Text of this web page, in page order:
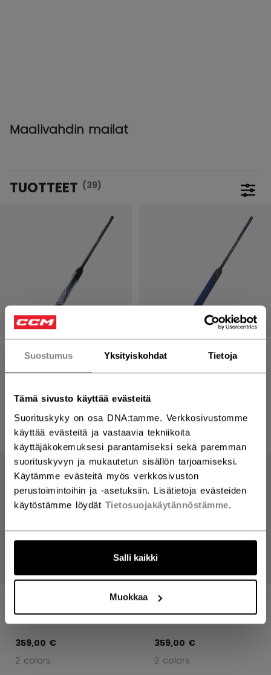
Suostumus Yksityiskohdat Tietoja
Tämä sivusto käyttää evästeitä
Suorituskyky on osa DNA:tamme. Verkkosivustomme
käyttää evästeitä ja vastaavia tekniikoita
käyttäjäkokemuksesi parantamiseksi sekä paremman
suorituskyvyn ja mukautetun sisällön tarjoamiseksi.
Käytämme evästeitä myös verkkosivuston
perustoimintoihin ja -asetuksiin. Lisätietoja evästeiden
käytöstämme löydät Tietosuojakäytännöstämme.
Salli kaikki
Muokkaa
Maalivahdin mailat
TUOTTEET (39)
VIZION MAALIVAHDIN
MAILA P4 SENIOR
349,00 €
2 colors
VIZION MAALIVAHDIN
MAILA P4 SENIOR
2 colors
MAILA P1 SENIOR
359,00 €
2 colors
VIZION MAALIVAHDIN
359,00 €
2 colors